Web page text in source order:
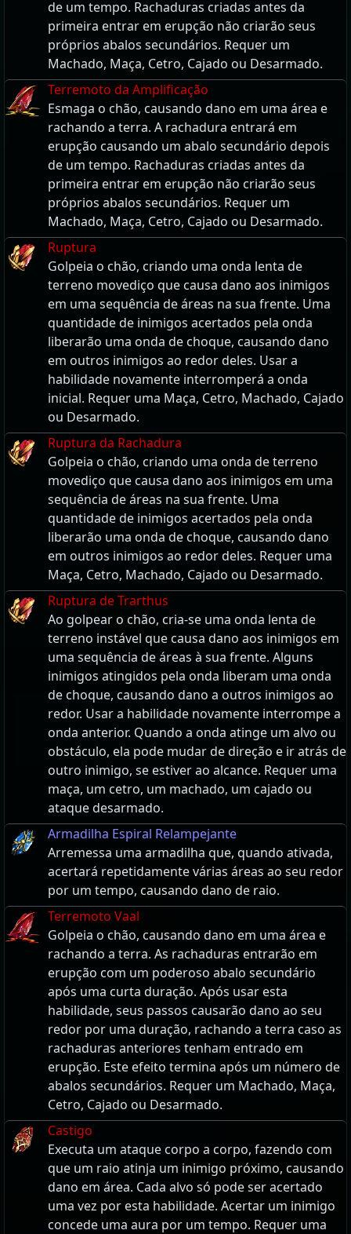
de um tempo. Rachaduras criadas antes da
primeira entrar em erupção não criarão seus
próprios abalos secundários. Requer um
Machado, Maça, Cetro, Cajado ou Desarmado.
Terremoto da Amplificação
Esmaga o chão, causando dano em uma área e
rachando a terra. A rachadura entrará em
erupção causando um abalo secundário depois
de um tempo. Rachaduras criadas antes da
primeira entrar em erupção não criarão seus
próprios abalos secundários. Requer um
Machado, Maça, Cetro, Cajado ou Desarmado.
Ruptura
Golpeia o chão, criando uma onda lenta de
terreno movediço que causa dano aos inimigos
em uma sequência de áreas na sua frente. Uma
quantidade de inimigos acertados pela onda
liberarão uma onda de choque, causando dano
em outros inimigos ao redor deles. Usar a
habilidade novamente interromperá a onda
inicial. Requer uma Maça, Cetro, Machado, Cajado
ou Desarmado.
Ruptura da Rachadura
Golpeia o chão, criando uma onda de terreno
movediço que causa dano aos inimigos em uma
sequência de áreas na sua frente. Uma
quantidade de inimigos acertados pela onda
liberarão uma onda de choque, causando dano
em outros inimigos ao redor deles. Requer uma
Maça, Cetro, Machado, Cajado ou Desarmado.
Ruptura de Trarthus
Ao golpear o chão, cria-se uma onda lenta de
terreno instável que causa dano aos inimigos em
uma sequência de áreas à sua frente. Alguns
inimigos atingidos pela onda liberam uma onda
de choque, causando dano a outros inimigos ao
redor. Usar a habilidade novamente interrompe a
onda anterior. Quando a onda atinge um alvo ou
obstáculo, ela pode mudar de direção e ir atrás de
outro inimigo, se estiver ao alcance. Requer uma
maça, um cetro, um machado, um cajado ou
ataque desarmado.
Armadilha Espiral Relampejante
Arremessa uma armadilha que, quando ativada,
acertará repetidamente várias áreas ao seu redor
por um tempo, causando dano de raio.
Terremoto Vaal
Golpeia o chão, causando dano em uma área e
rachando a terra. As rachaduras entrarão em
erupção com um poderoso abalo secundário
após uma curta duração. Após usar esta
habilidade, seus passos causarão dano ao seu
redor por uma duração, rachando a terra caso as
rachaduras anteriores tenham entrado em
erupção. Este efeito termina após um número de
abalos secundários. Requer um Machado, Maça,
Cetro, Cajado ou Desarmado.
Castigo
Executa um ataque corpo a corpo, fazendo com
que um raio atinja um inimigo próximo, causando
dano em área. Cada alvo só pode ser acertado
uma vez por esta habilidade. Acertar um inimigo
concede uma aura por um tempo. Requer uma